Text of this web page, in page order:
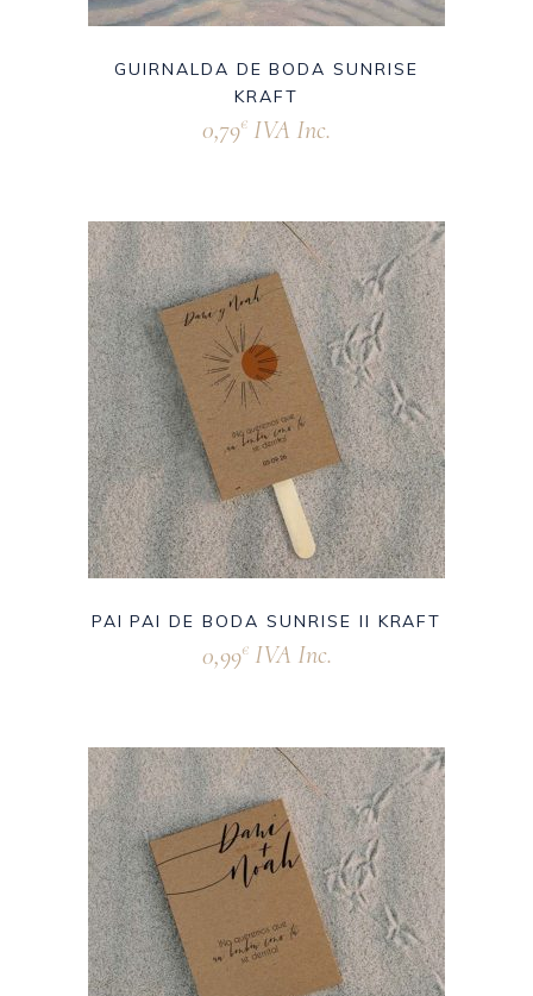
GUIRNALDA DE BODA SUNRISE
KRAFT
0,79€ IVA Inc.
PAI PAI DE BODA SUNRISE II KRAFT
0,99€ IVA Inc.